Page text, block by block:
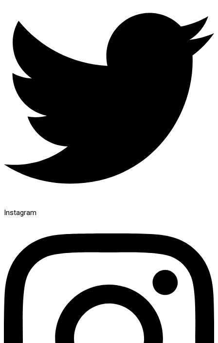
Instagram